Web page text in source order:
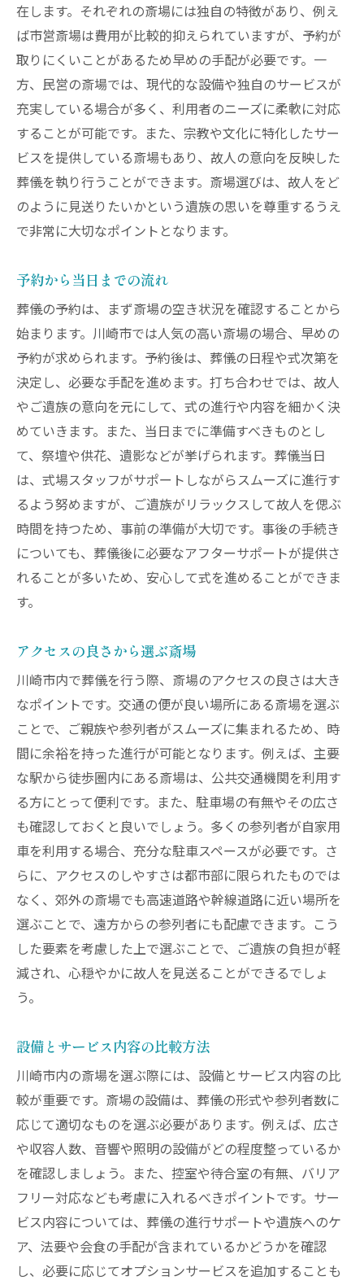
在します。それぞれの斎場には独自の特徴があり、例え
ば市営斎場は費用が比較的抑えられていますが、予約が
取りにくいことがあるため早めの手配が必要です。一
方、民営の斎場では、現代的な設備や独自のサービスが
充実している場合が多く、利用者のニーズに柔軟に対応
することが可能です。また、宗教や文化に特化したサー
ビスを提供している斎場もあり、故人の意向を反映した
葬儀を執り行うことができます。斎場選びは、故人をど
のように見送りたいかという遺族の思いを尊重するうえ
で非常に大切なポイントとなります。
予約から当日までの流れ
葬儀の予約は、まず斎場の空き状況を確認することから
始まります。川崎市では人気の高い斎場の場合、早めの
予約が求められます。予約後は、葬儀の日程や式次第を
決定し、必要な手配を進めます。打ち合わせでは、故人
やご遺族の意向を元にして、式の進行や内容を細かく決
めていきます。また、当日までに準備すべきものとし
て、祭壇や供花、遺影などが挙げられます。葬儀当日
は、式場スタッフがサポートしながらスムーズに進行す
るよう努めますが、ご遺族がリラックスして故人を偲ぶ
時間を持つため、事前の準備が大切です。事後の手続き
についても、葬儀後に必要なアフターサポートが提供さ
れることが多いため、安心して式を進めることができま
す。
アクセスの良さから選ぶ斎場
川崎市内で葬儀を行う際、斎場のアクセスの良さは大き
なポイントです。交通の便が良い場所にある斎場を選ぶ
ことで、ご親族や参列者がスムーズに集まれるため、時
間に余裕を持った進行が可能となります。例えば、主要
な駅から徒歩圏内にある斎場は、公共交通機関を利用す
る方にとって便利です。また、駐車場の有無やその広さ
も確認しておくと良いでしょう。多くの参列者が自家用
車を利用する場合、充分な駐車スペースが必要です。さ
らに、アクセスのしやすさは都市部に限られたものでは
なく、郊外の斎場でも高速道路や幹線道路に近い場所を
選ぶことで、遠方からの参列者にも配慮できます。こう
した要素を考慮した上で選ぶことで、ご遺族の負担が軽
減され、心穏やかに故人を見送ることができるでしょ
う。
設備とサービス内容の比較方法
川崎市内の斎場を選ぶ際には、設備とサービス内容の比
較が重要です。斎場の設備は、葬儀の形式や参列者数に
応じて適切なものを選ぶ必要があります。例えば、広さ
や収容人数、音響や照明の設備がどの程度整っているか
を確認しましょう。また、控室や待合室の有無、バリア
フリー対応なども考慮に入れるべきポイントです。サー
ビス内容については、葬儀の進行サポートや遺族へのケ
ア、法要や会食の手配が含まれているかどうかを確認
し、必要に応じてオプションサービスを追加することも